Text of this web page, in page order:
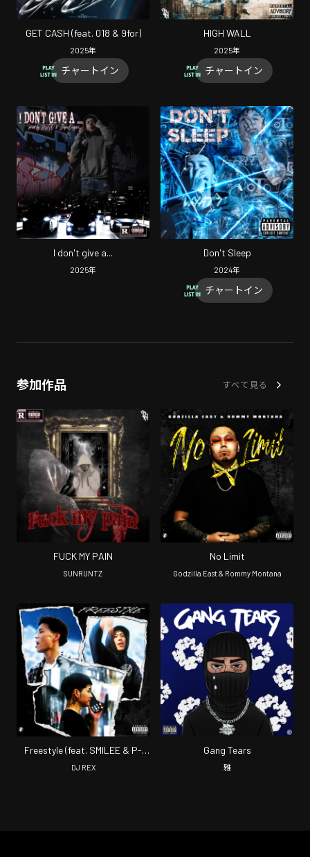
GET CASH (feat. 018 & 9for)
2025年
チャートイン
HIGH WALL
2025年
チャートイン
I don't give a...
2025年
Don't Sleep
2024年
チャートイン
参加作品 すべて見る
FUCK MY PAIN
SUNRUNTZ
No Limit
Godzilla East & Rommy Montana
Freestyle (feat. SMILEE & P-
Free)
DJ REX
Gang Tears
雅